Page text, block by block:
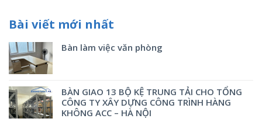
Bài viết mới nhất
Bàn làm việc văn phòng
BÀN GIAO 13 BỘ KỆ TRUNG TẢI CHO TỔNG
CÔNG TY XÂY DỰNG CÔNG TRÌNH HÀNG
KHÔNG ACC – HÀ NỘI